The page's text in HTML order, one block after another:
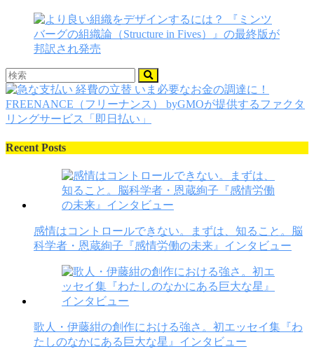
Recent Posts
感情はコントロールできない。まずは、知ること。脳
科学者・恩蔵絢子『感情労働の未来』インタビュー
歌人・伊藤紺の創作における強さ。初エッセイ集『わ
たしのなかにある巨大な星』インタビュー